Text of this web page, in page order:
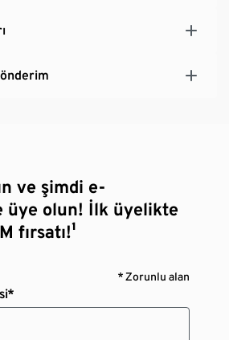
ve şimdi e-
üye olun! İlk üyelikte
fırsatı!¹
* Zorunlu alan